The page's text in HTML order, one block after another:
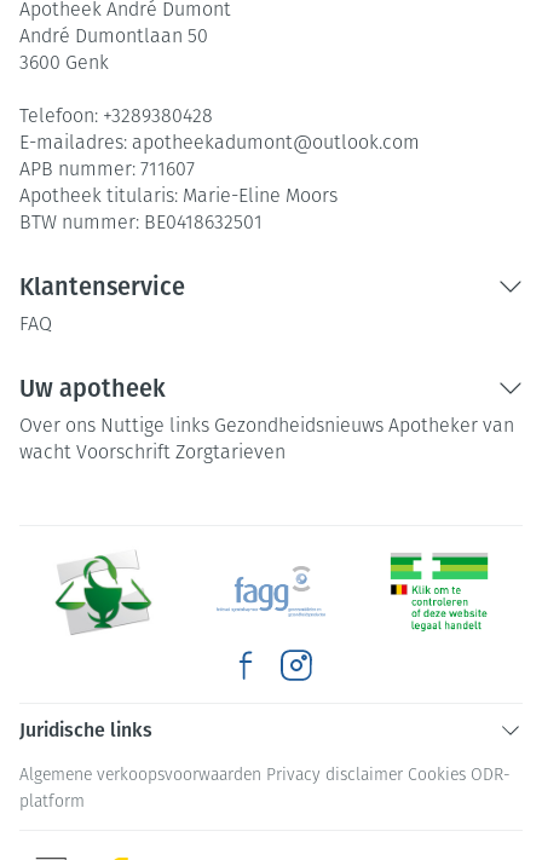
Apotheek André Dumont
André Dumontlaan 50
3600 Genk
Telefoon: +3289380428
E-mailadres: apotheekadumont@outlook.com
APB nummer: 711607
Apotheek titularis: Marie-Eline Moors
BTW nummer: BE0418632501
Klantenservice
FAQ
Uw apotheek
Over ons Nuttige links Gezondheidsnieuws Apotheker van
wacht Voorschrift Zorgtarieven
Juridische links
Algemene verkoopsvoorwaarden Privacy disclaimer Cookies ODR-
platform